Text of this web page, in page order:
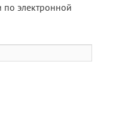
по электронной